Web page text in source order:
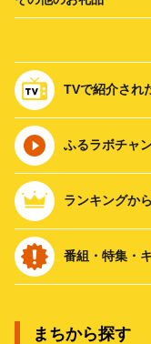
TVで紹介され
ふるラボチャ
ランキングか
番組・特集・
まちから探す